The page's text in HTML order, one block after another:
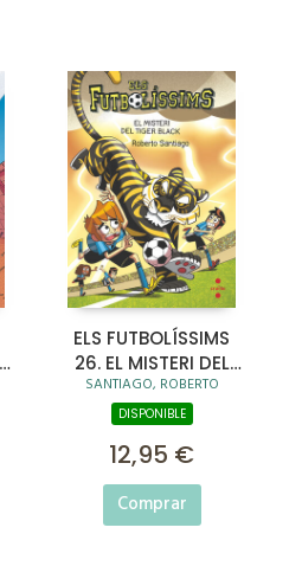
ELS FUTBOLÍSSIMS
26. EL MISTERI DEL
TIGER BLACK
SANTIAGO, ROBERTO
DISPONIBLE
12,95 €
Comprar